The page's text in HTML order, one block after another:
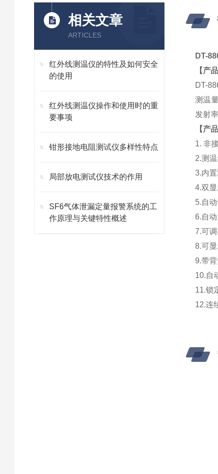
相关文章
ARTICLES
红外线测温仪的特性及如何安全
的使用
红外线测温仪操作和使用时的重
要事项
钳形接地电阻测试仪多样性特点
局部放电测试仪技术的作用
SF6气体泄漏定量报警系统的工
作原理与关键特性概述
DT-
【产
DT-
测温
发射
【产
1. 非
2.测
3.内
4.双
5.自
6.自
7.可
8.可
9.带
10.自
11.锁
12.连